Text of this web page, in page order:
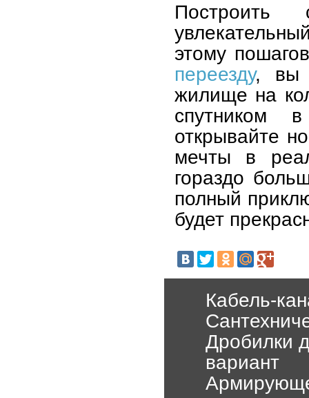
этому
переезду, вы
жилище на
спутником
открывайте
мечты в
гораздо
полный
будет
Кабель-
Дробилки
вариант